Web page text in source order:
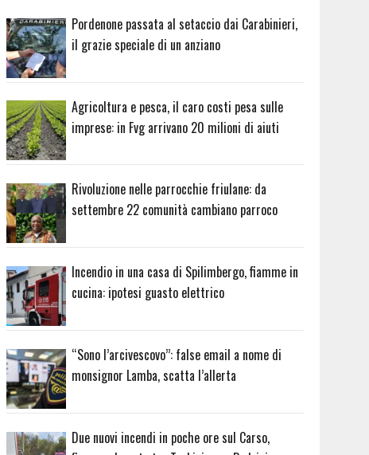
Pordenone passata al setaccio dai Carabinieri,
il grazie speciale di un anziano
Agricoltura e pesca, il caro costi pesa sulle
imprese: in Fvg arrivano 20 milioni di aiuti
Rivoluzione nelle parrocchie friulane: da
settembre 22 comunità cambiano parroco
Incendio in una casa di Spilimbergo, fiamme in
cucina: ipotesi guasto elettrico
“Sono l’arcivescovo”: false email a nome di
monsignor Lamba, scatta l’allerta
Due nuovi incendi in poche ore sul Carso,